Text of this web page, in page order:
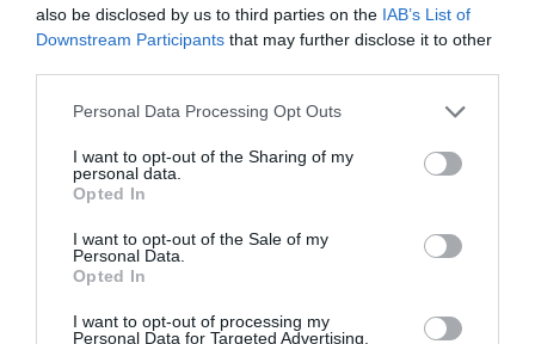
also be disclosed by us to third parties on the IAB’s List of
Downstream Participants that may further disclose it to other
Personal Data Processing Opt Outs
I want to opt-out of the Sharing of my
personal data.
Opted In
I want to opt-out of the Sale of my
Personal Data.
Opted In
I want to opt-out of processing my
Personal Data for Targeted Advertising.
Η παράσταση «Η Τελευταία Μαύρη γάτα» του Ευγένιου
Τριβιζά απευθύνεται σε όλες τις ηλικίες, κυρίως όμως σε
καταφέρεται εναντίον του ρατσισμού, της προκατάληψης και
ψυχαγωγεί και συναρπάζει, αλλά και διαπαιδαγωγεί και
διαπλάθει χαρακτήρες αποκαλύπτοντας στα παιδιά πώς
λειτουργεί ο κόσμος σήμερα, μεταδίδοντάς τους την αξία της
φιλίας, της πίστης, της επιμονής, της υπομονής και πάνω απ’
όλα της ελπίδας και της αγάπης. Δείχνει πως ο καθένας από
εμάς οφείλει να παλέψει ενάντια στις αντιξοότητες που